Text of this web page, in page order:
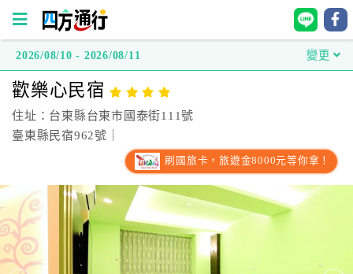
方
通
行
台
灣
訂
2026/08/10 - 2026/08/11 變更
歡樂心民宿
住址：台東縣台東市國泰街111號
臺東縣民宿962號｜
刷國旅卡，旅遊金8000元等你拿！